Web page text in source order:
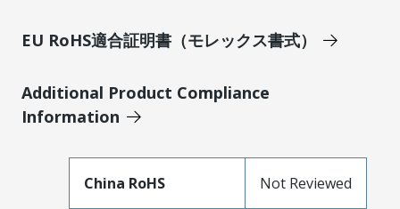
EU RoHS適合証明書（モレックス書式）
Additional Product Compliance
Information
China RoHS Not Reviewed